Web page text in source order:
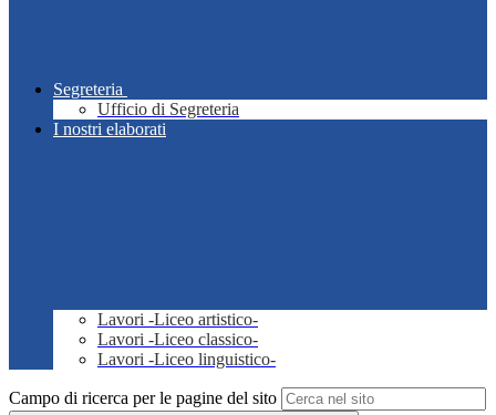
Segreteria
Ufficio di Segreteria
I nostri elaborati
Lavori -Liceo artistico-
Lavori -Liceo classico-
Lavori -Liceo linguistico-
Campo di ricerca per le pagine del sito